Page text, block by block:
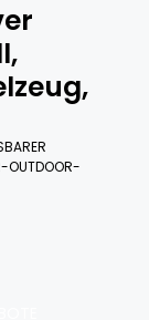
OUTDOOR-